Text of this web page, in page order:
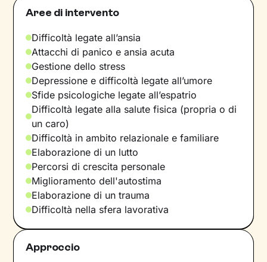
Aree di intervento
Difficoltà legate all’ansia
Attacchi di panico e ansia acuta
Gestione dello stress
Depressione e difficoltà legate all’umore
Sfide psicologiche legate all’espatrio
Difficoltà legate alla salute fisica (propria o di
un caro)
Difficoltà in ambito relazionale e familiare
Elaborazione di un lutto
Percorsi di crescita personale
Miglioramento dell'autostima
Elaborazione di un trauma
Difficoltà nella sfera lavorativa
Approccio